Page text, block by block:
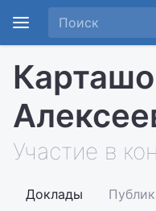
Участие в
Доклады